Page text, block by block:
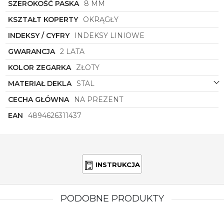
SZEROKOŚĆ PASKA 8 MM
KSZTAŁT KOPERTY OKRĄGŁY
INDEKSY / CYFRY
INDEKSY LINIOWE
GWARANCJA 2 LATA
KOLOR ZEGARKA ZŁOTY
MATERIAŁ DEKLA STAL
CECHA GŁÓWNA
NA PREZENT
EAN
4894626311437
INSTRUKCJA
PODOBNE PRODUKTY